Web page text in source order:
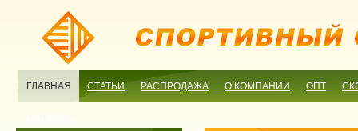
ГЛАВНАЯ СТАТЬИ РАСПРОДАЖА О КОМПАНИИ ОПТ